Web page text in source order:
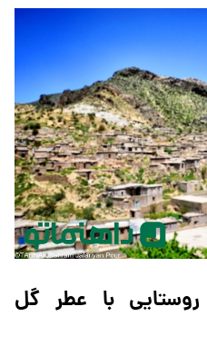
روستایی با عطر گل